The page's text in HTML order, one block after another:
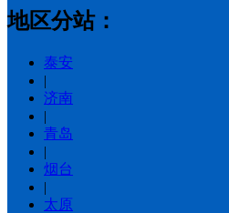
地区分站：
泰安
|
济南
|
青岛
|
烟台
|
太原